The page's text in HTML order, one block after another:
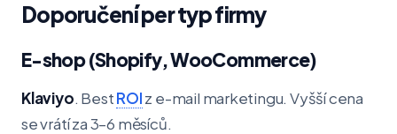
Doporučení per typ firmy
E-shop (Shopify, WooCommerce)
Klaviyo. BestROIz e-mail marketingu. Vyšší cena
se vrátí za 3–6 měsíců.